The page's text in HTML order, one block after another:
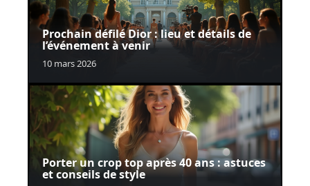
Prochain défilé Dior : lieu et détails de
l’événement à venir
10 mars 2026
Porter un crop top après 40 ans : astuces
et conseils de style